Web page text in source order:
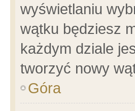
wyświetlaniu
wątku będziesz
każdym dziale
tworzyć nowy
Góra